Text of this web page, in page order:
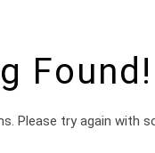
Found!
Please try again with